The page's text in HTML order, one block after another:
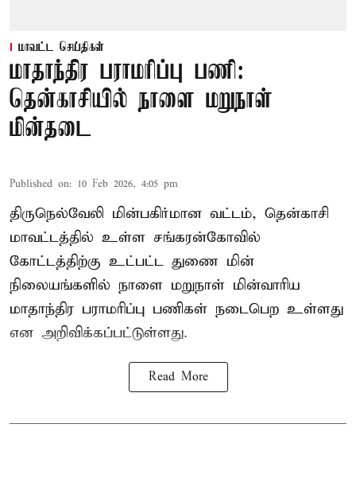
மாவட்ட செய்திகள்
மாதாந்திர பராமரிப்பு பணி:
தென்காசியில் நாளை மறுநாள்
மின்தடை
Published on: 10 Feb 2026, 4:05 pm
திருநெல்வேலி மின்பகிர்மான வட்டம், தென்காசி
மாவட்டத்தில் உள்ள சங்கரன்கோவில்
கோட்டத்திற்கு உட்பட்ட துணை மின்
நிலையங்களில் நாளை மறுநாள் மின்வாரிய
மாதாந்திர பராமரிப்பு பணிகள் நடைபெற உள்ளது
என அறிவிக்கப்பட்டுள்ளது.
Read More